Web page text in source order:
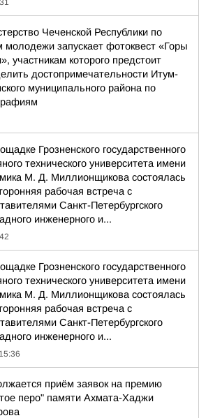
Чеченской Республики по
молодежи запускает фотоквест «Горы
участникам которого предстоит
достопримечательности Итум-
муниципального района по
Грозненского государственного
технического университета имени
М. Д. Миллионщикова состоялась
рабочая встреча с
Санкт-Петербургского
инженерного и...
Грозненского государственного
технического университета имени
М. Д. Миллионщикова состоялась
рабочая встреча с
Санкт-Петербургского
инженерного и...
15:36
приём заявок на премию
перо" памяти Ахмата-Хаджи